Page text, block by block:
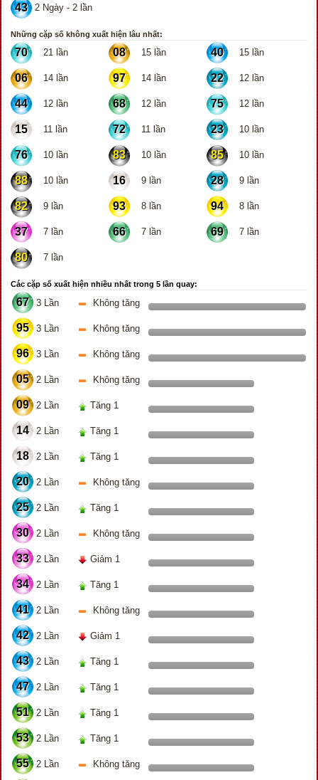
43 2 Ngày - 2 lần
Những cặp số không xuất hiện lâu nhất:
70 21 lần 08 15 lần 40 15 lần
06 14 lần 97 14 lần 22 12 lần
44 12 lần 68 12 lần 75 12 lần
15 11 lần 72 11 lần 23 10 lần
76 10 lần 83 10 lần 85 10 lần
88 10 lần 16 9 lần 28 9 lần
82 9 lần 93 8 lần 94 8 lần
37 7 lần 66 7 lần 69 7 lần
80 7 lần
Các cặp số xuất hiện nhiều nhất trong 5 lần quay:
67 3 Lần Không tăng
95 3 Lần Không tăng
96 3 Lần Không tăng
05 2 Lần Không tăng
09 2 Lần Tăng 1
14 2 Lần Tăng 1
18 2 Lần Tăng 1
20 2 Lần Không tăng
25 2 Lần Tăng 1
30 2 Lần Không tăng
33 2 Lần Giảm 1
34 2 Lần Tăng 1
41 2 Lần Không tăng
42 2 Lần Giảm 1
43 2 Lần Tăng 1
47 2 Lần Tăng 1
51 2 Lần Tăng 1
53 2 Lần Tăng 1
55 2 Lần Không tăng